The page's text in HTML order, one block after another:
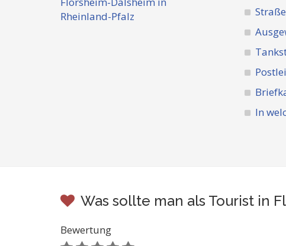
In
Was sollte man als Tourist in
Bewertung